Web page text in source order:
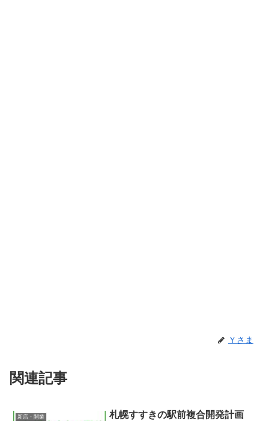
Ｙさま
関連記事
新店・開業
札幌すすきの駅前複合開発計画